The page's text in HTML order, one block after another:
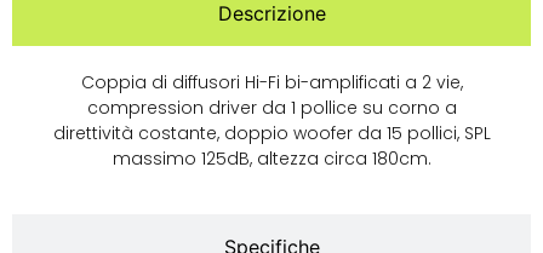
Descrizione
Specifiche
Coppia di diffusori Hi-Fi bi-amplificati a 2 vie,
compression driver da 1 pollice su corno a
direttività costante, doppio woofer da 15 pollici, SPL
massimo 125dB, altezza circa 180cm.